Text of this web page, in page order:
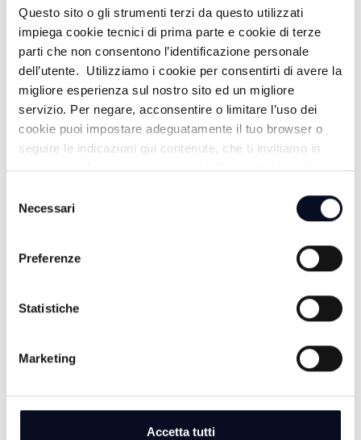
Questo sito o gli strumenti terzi da questo utilizzati
impiega cookie tecnici di prima parte e cookie di terze
parti che non consentono l’identificazione personale
dell’utente. Utilizziamo i cookie per consentirti di avere la
migliore esperienza sul nostro sito ed un migliore
servizio. Per negare, acconsentire o limitare l’uso dei
cookie puoi impostare adeguatamente il tuo browser o
seguire le indicazioni qui contenute, che ti invitiamo in
ogni caso a leggere per maggiori informazioni in materia
delNecessari
Preferenze
Statistiche
Marketing
Accetta tutti
CALCIO: Campedelli ha visto il vero spirito del Forlì,
"Pronti per il campionato" | VIDEO
CALCIO: Diamanti ha dato spazio alle seconde linee,
9 AGOSTO 2026
eventi anche a settembre | VIDEO